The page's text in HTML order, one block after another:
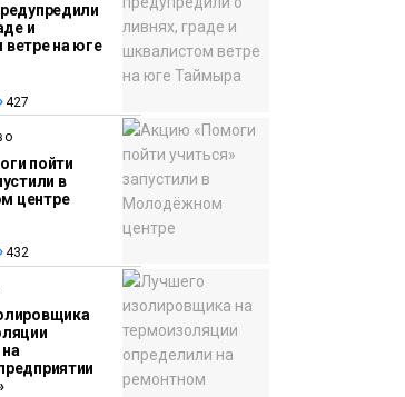
и
на юге
427
пойти
в
центре
432